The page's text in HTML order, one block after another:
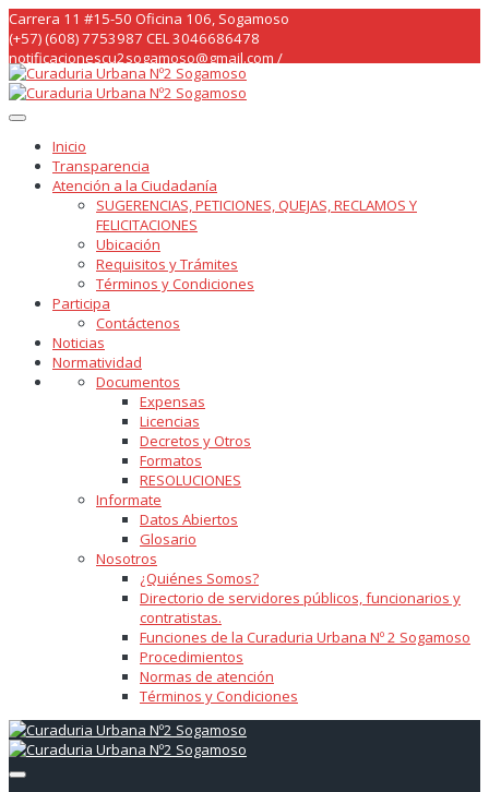
Skip
to
content
Carrera 11 #15-50 Oficina 106, Sogamoso
(+57) (608) 7753987 CEL 3046686478
notificacionescu2sogamoso@gmail.com /
curaduria2sogamoso@gmail.com /
Inicio
Transparencia
Atención a la Ciudadanía
SUGERENCIAS, PETICIONES, QUEJAS, RECLAMOS Y
FELICITACIONES
Ubicación
Requisitos y Trámites
Términos y Condiciones
Participa
Contáctenos
Noticias
Normatividad
Documentos
Expensas
Licencias
Decretos y Otros
Formatos
RESOLUCIONES
Informate
Datos Abiertos
Glosario
Nosotros
¿Quiénes Somos?
Directorio de servidores públicos, funcionarios y
contratistas.
Funciones de la Curaduria Urbana Nº 2 Sogamoso
Procedimientos
Normas de atención
Términos y Condiciones